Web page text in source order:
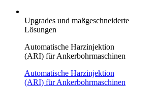
Upgrades und maßgeschneiderte
Lösungen
Automatische Harzinjektion
(ARI) für Ankerbohrmaschinen
Automatische Harzinjektion
(ARI) für Ankerbohrmaschinen